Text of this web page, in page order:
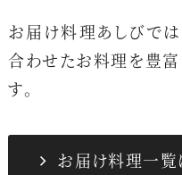
お届け料理あしびでは
合わせたお料理を豊富
す。
お届け料理一覧